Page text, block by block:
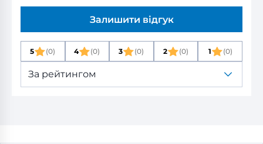
Залишити відгук
5 (0) 4 (0) 3 (0) 2 (0) 1 (0)
За рейтингом